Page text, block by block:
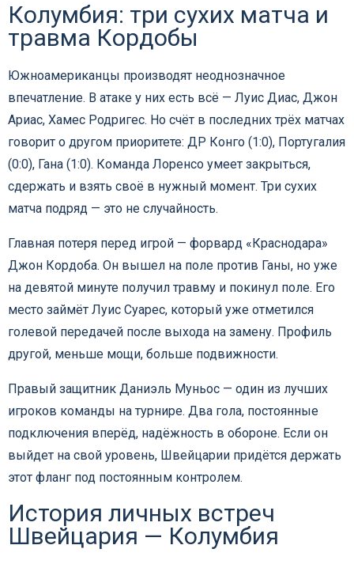
Колумбия: три сухих матча и
травма Кордобы
Южноамериканцы производят неоднозначное
впечатление. В атаке у них есть всё — Луис Диас, Джон
Ариас, Хамес Родригес. Но счёт в последних трёх матчах
говорит о другом приоритете: ДР Конго (1:0), Португалия
(0:0), Гана (1:0). Команда Лоренсо умеет закрыться,
сдержать и взять своё в нужный момент. Три сухих
матча подряд — это не случайность.
Главная потеря перед игрой — форвард «Краснодара»
Джон Кордоба. Он вышел на поле против Ганы, но уже
на девятой минуте получил травму и покинул поле. Его
место займёт Луис Суарес, который уже отметился
голевой передачей после выхода на замену. Профиль
другой, меньше мощи, больше подвижности.
Правый защитник Даниэль Муньос — один из лучших
игроков команды на турнире. Два гола, постоянные
подключения вперёд, надёжность в обороне. Если он
выйдет на свой уровень, Швейцарии придётся держать
этот фланг под постоянным контролем.
История личных встреч
Швейцария — Колумбия